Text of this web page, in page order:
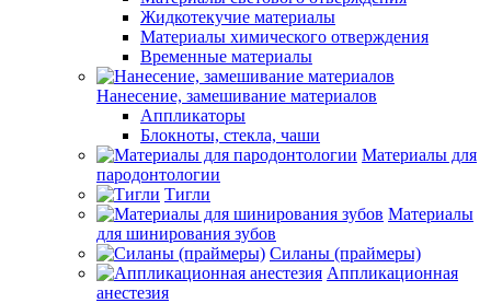
Жидкотекучие материалы
Материалы химического отверждения
Временные материалы
Нанесение, замешивание материалов
Аппликаторы
Блокноты, стекла, чаши
Материалы для
пародонтологии
Тигли
Материалы
для шинирования зубов
Силаны (праймеры)
Аппликационная
анестезия